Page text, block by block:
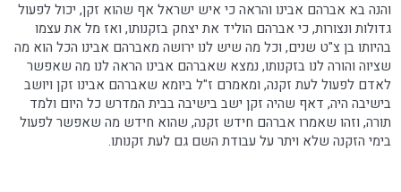
והנה בא אברהם אבינו והראה כי איש ישראל אף שהוא זקן, יכול לפעול
גדולות ונצורות, כי אברהם הוליד את יצחק בזקנותו, ואז מל את עצמו
בהיותו בן צ"ט שנים, וכל מה שיש לנו ירושה מאברהם אבינו הכל הוא מה
שציוה והורה לנו בזקנותו, נמצא שאברהם אבינו הראה לנו מה שאפשר
לאדם לפעול לעת זקנה, ומאמרם ז"ל ביומא שאברהם אבינו זקן ויושב
בישיבה היה, דאף שהיה זקן ישב בישיבה בבית המדרש כל היום ולמד
תורה, וזהו שאמרו אברהם חידש זקנה, שהוא חידש מה שאפשר לפעול
בימי הזקנה שלא ויתר על עבודת השם גם לעת זקנותו.